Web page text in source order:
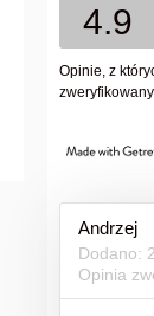
BIBLIA
Przewodnik
4.9
Opinie, z
Andrzej
Dodano:
Opinia